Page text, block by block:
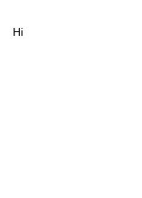
Ні